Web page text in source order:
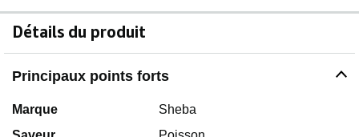
Détails du produit
Principaux points forts
Marque
Sheba